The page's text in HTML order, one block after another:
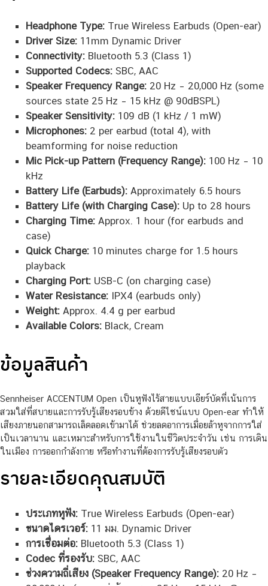
Headphone Type:True Wireless Earbuds (Open-ear)
Driver Size:11mm Dynamic Driver
Connectivity:Bluetooth 5.3 (Class 1)
Supported Codecs:SBC, AAC
Speaker Frequency Range:20 Hz – 20,000 Hz (some
sources state 25 Hz – 15 kHz @ 90dBSPL)
Speaker Sensitivity:109 dB (1 kHz / 1 mW)
Microphones:2 per earbud (total 4), with
beamforming for noise reduction
Mic Pick-up Pattern (Frequency Range):100 Hz – 10
kHz
Battery Life (Earbuds):Approximately 6.5 hours
Battery Life (with Charging Case):Up to 28 hours
Charging Time:Approx. 1 hour (for earbuds and
case)
Quick Charge:10 minutes charge for 1.5 hours
playback
Charging Port:USB-C (on charging case)
Water Resistance:IPX4 (earbuds only)
Weight:Approx. 4.4 g per earbud
Available Colors:Black, Cream
ข้อมูลสินค้า
Sennheiser ACCENTUM Open เป็นหูฟังไร้สายแบบเอียร์บัดที่เน้นการ
สวมใส่ที่สบายและการรับรู้เสียงรอบข้าง ด้วยดีไซน์แบบ Open-ear ทำให้
เสียงภายนอกสามารถเล็ดลอดเข้ามาได้ ช่วยลดอาการเมื่อยล้าหูจากการใส่
เป็นเวลานาน และเหมาะสำหรับการใช้งานในชีวิตประจำวัน เช่น การเดิน
ในเมือง การออกกำลังกาย หรือทำงานที่ต้องการรับรู้เสียงรอบตัว
รายละเอียดคุณสมบัติ
ประเภทหูฟัง:True Wireless Earbuds (Open-ear)
ขนาดไดรเวอร์:11 มม. Dynamic Driver
การเชื่อมต่อ:Bluetooth 5.3 (Class 1)
Codec ที่รองรับ:SBC, AAC
ช่วงความถี่เสียง (Speaker Frequency Range):20 Hz –